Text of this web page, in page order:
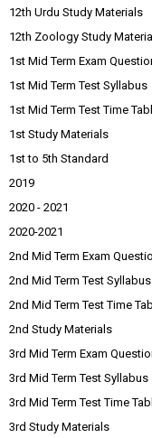
12th Urdu Study Materials
12th Zoology Study
1st Mid Term Exam
1st Mid Term Test Syllabus
1st Mid Term Test Time
1st Study Materials
1st to 5th Standard
2019
2020 - 2021
2020-2021
2nd Mid Term Exam
2nd Mid Term Test Syllabus
2nd Mid Term Test Time
2nd Study Materials
3rd Mid Term Exam
3rd Mid Term Test Syllabus
3rd Mid Term Test Time
3rd Study Materials